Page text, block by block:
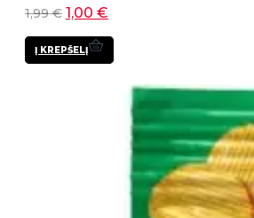
1,99€ 1,00 €
Į KREPŠELĮ